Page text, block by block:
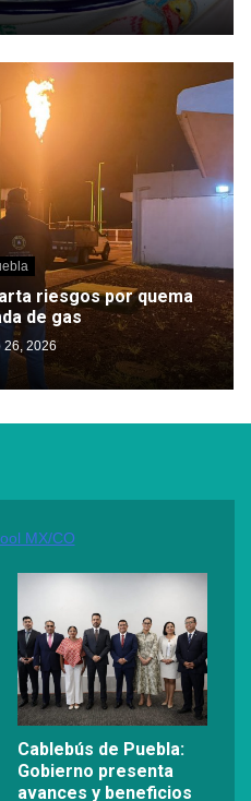
riesgos por quema
de gas
2026
Cablebús de Puebla:
Gobierno presenta
avances y beneficios